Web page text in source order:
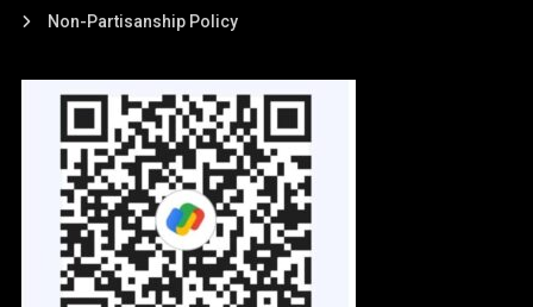
Non-Partisanship Policy